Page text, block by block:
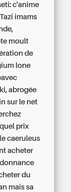
c'anime
imams
moult
de
lone
abrogée
sur le net
prix
caeruleus
acheter
du
mais sa